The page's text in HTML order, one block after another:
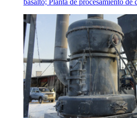
basalto; Planta de procesamiento de